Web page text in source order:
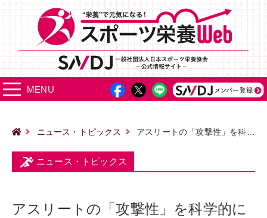
MENU
ニュース・トピックス アスリートの「攻撃性」を科学的に分析 性別、競技、経験、レベルによる違いが明らかに
ニュース・トピックス
アスリートの「攻撃性」を科学的に